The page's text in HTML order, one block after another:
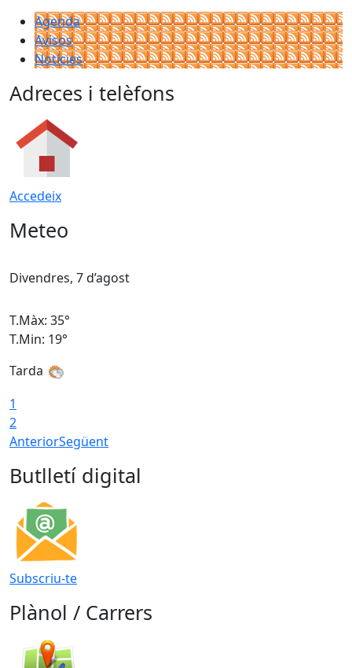
Agenda
Avisos
Notícies
Adreces i telèfons
Accedeix
Meteo
Divendres, 7 d’agost
T.Màx: 35°
T.Min: 19°
Tarda
1
2
AnteriorSegüent
Butlletí digital
Subscriu-te
Plànol / Carrers